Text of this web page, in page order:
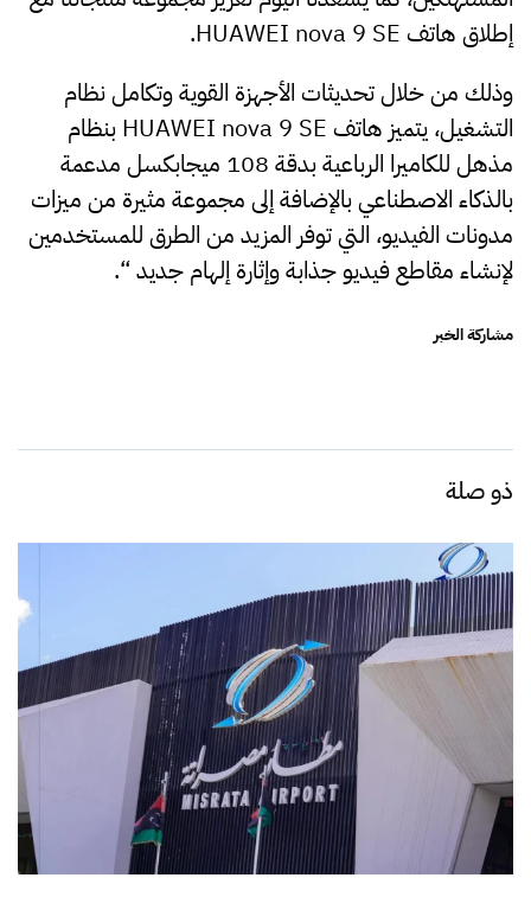
إطلاق هاتف HUAWEI nova 9 SE.
وذلك من خلال تحديثات الأجهزة القوية وتكامل نظام
التشغيل، يتميز هاتف HUAWEI nova 9 SE بنظام
مذهل للكاميرا الرباعية بدقة 108 ميجابكسل مدعمة
بالذكاء الاصطناعي بالإضافة إلى مجموعة مثيرة من ميزات
مدونات الفيديو، التي توفر المزيد من الطرق للمستخدمين
لإنشاء مقاطع فيديو جذابة وإثارة إلهام جديد “.
مشاركة الخبر
ذو صلة